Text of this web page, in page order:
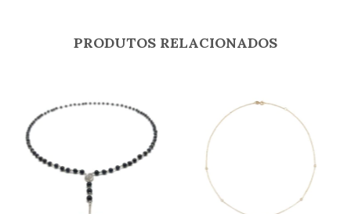
PRODUTOS RELACIONADOS